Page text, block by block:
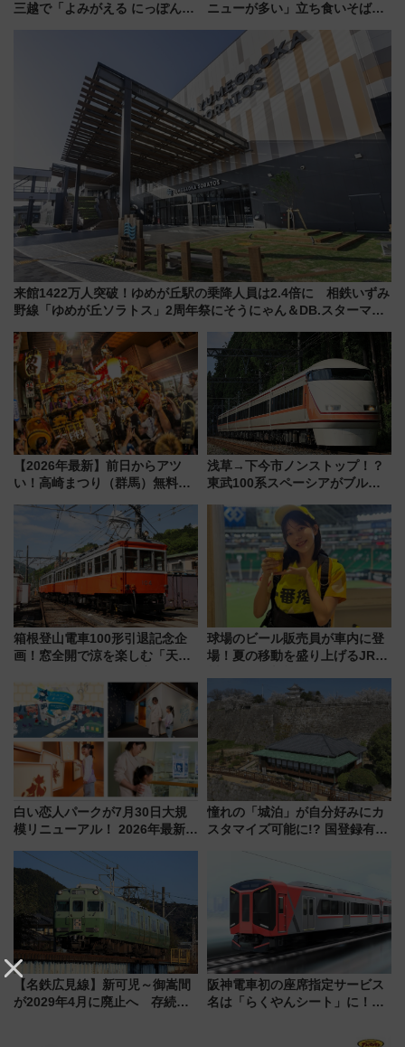
三越で「よみがえる にっぽんの
ニューが多い」立ち食いそば屋
地のふらっと立ち食いそば』
7/27夜10時～放送
来館1422万人突破！ゆめが丘駅の乗降人員は2.4倍に 相鉄いずみ
野線「ゆめが丘ソラトス」2周年祭にそうにゃん＆DB.スターマン
【2026年最新】前日からアツ
い！高崎まつり（群馬）無料観
浅草→下今市ノンストップ！？
東武100系スペーシアがブルー
ー当時の停車駅」を再現 運転
時刻や特急券の買い方を紹介
箱根登山電車100形引退記念企
画！窓全開で涼を楽しむ「天然
発売
球場のビール販売員が車内に登
場！夏の移動を盛り上げるJR九
月7日限定 ソフトバンクホーク
スとコラボ
白い恋人パークが7月30日大規
模リニューアル！ 2026年最新の
と料金・アクセスを徹底解説
（札幌市）
憧れの「城泊」が自分好みにカ
スタマイズ可能に!? 国登録有形
ンが誕生！
【名鉄広見線】新可児～御嵩間
が2029年4月に廃止へ 存続協
阪神電車初の座席指定サービス
名は「らくやんシート」に！新